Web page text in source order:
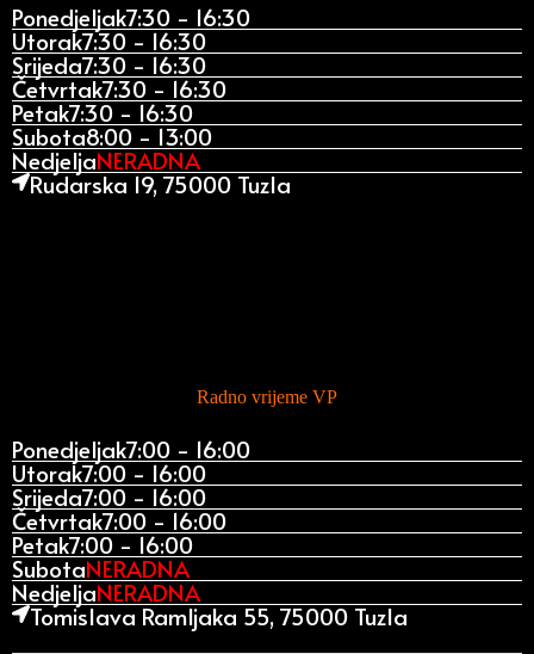
Ponedjeljak7:30 - 16:30
Utorak7:30 - 16:30
Srijeda7:30 - 16:30
Četvrtak7:30 - 16:30
Petak7:30 - 16:30
Subota8:00 - 13:00
NedjeljaNERADNA
Rudarska 19, 75000 Tuzla
Radno vrijeme VP
Ponedjeljak7:00 - 16:00
Utorak7:00 - 16:00
Srijeda7:00 - 16:00
Četvrtak7:00 - 16:00
Petak7:00 - 16:00
SubotaNERADNA
NedjeljaNERADNA
Tomislava Ramljaka 55, 75000 Tuzla